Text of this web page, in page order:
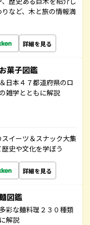
など、木と旅の情報満
詳細を見る
菓子図鑑
日本４７都道府県のロ
雑学とともに解説
イーツ＆スナック大集
史や文化を学ぼう
詳細を見る
図鑑
彩な麺料理２３０種類
解説